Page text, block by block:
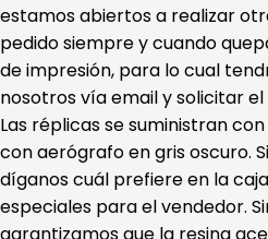
estamos abiertos a realizar
pedido siempre y cuando
de impresión, para lo cual
nosotros vía email y solicitar
Las réplicas se suministran
con aerógrafo en gris oscuro.
díganos cuál prefiere en la
especiales para el vendedor.